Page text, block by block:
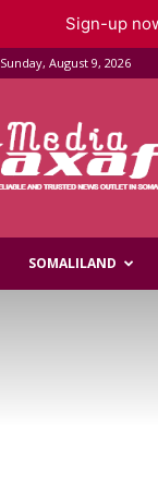
Sunday, August 9, 2026
SOMALILAND
Sign-up